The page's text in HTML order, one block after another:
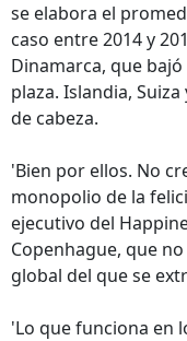
se elabora el
caso entre 2014 y
Dinamarca, que
plaza. Islandia,
de cabeza.
'Bien por ellos. No
monopolio de la
ejecutivo del
Copenhague, que
global del que se
'Lo que funciona en